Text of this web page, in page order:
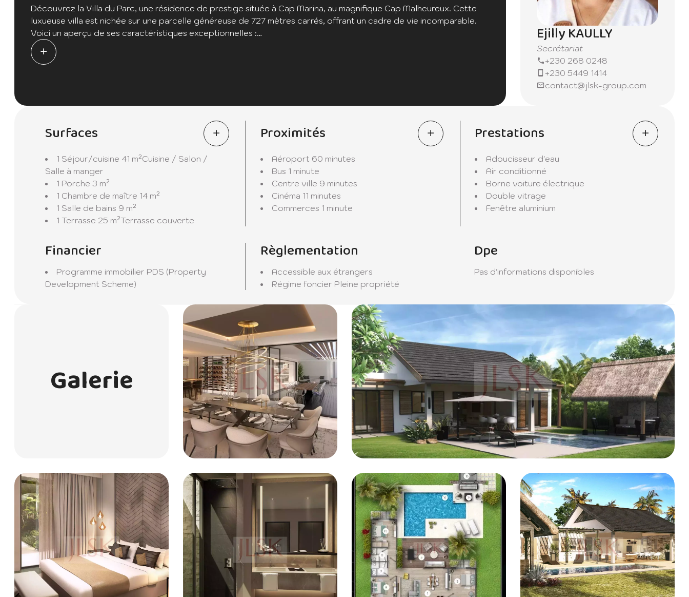
Découvrez la Villa du Parc, une résidence de prestige située à Cap Marina, au magnifique Cap Malheureux. Cette
luxueuse villa est nichée sur une parcelle généreuse de 727 mètres carrés, offrant un cadre de vie incomparable.
Voici un aperçu de ses caractéristiques exceptionnelles :
Emplacement d'Exception : Cette villa est idéalement située au sein de la prestigieuse résidence de Cap Marina, où
Ample Espace de Vie : Avec une superficie totale habitable d'environ 260 mètres carrés, cette villa de 3 chambres
offre une abondance d'espace pour accueillir votre style de vie. Chaque détail a été soigneusement conçu pour
garantir un confort inégalé.
Sérénité Naturelle : La villa est nichée dans un endroit calme et paisible, offrant un sanctuaire de tranquillité pour
échapper au rythme effréné de la vie quotidienne.
Plan Intérieur Élégant : L'intérieur de la villa comprend une chambre principale en-suite, ainsi que deux autres
chambres en-suite, chacune disposant de sa propre salle de bains privée. L'espace de vie spacieux englobe un
salon, une cuisine moderne et une salle à manger, créant une atmosphère idéale pour les réceptions et les moments
Commodités Supplémentaires : Pour répondre à vos besoins professionnels ou de stockage, la villa est équipée
d'une salle d'étude et d'une pièce dédiée au rangement.
Oasis Extérieure : Profitez de journées ensoleillées dans la piscine privée avec sa propre plage. Une terrasse
couverte et un kiosque vous invitent à vous détendre en plein air.
Garage Double : Vos véhicules seront en sécurité dans le garage double, ajoutant une couche de tranquillité
Découvrez le summum du luxe à la Villa du Parc à Cap Marina. Cette résidence unique est une invitation à vivre une
vie exceptionnelle dans un cadre idyllique. Contactez-nous dès aujourd'hui pour en savoir plus ou pour organiser
une visite.
Ejilly KAULLY
Secrétariat
+230 268 0248
+230 5449 1414
contact@jlsk-group.com
Surfaces
1 Séjour/cuisine 41 m²Cuisine / Salon /
Salle à manger
1 Porche 3 m²
1 Chambre de maître 14 m²
1 Salle de bains 9 m²
1 Terrasse 25 m²Terrasse couverte
Proximités
Aéroport 60 minutes
Bus 1 minute
Centre ville 9 minutes
Cinéma 11 minutes
Commerces 1 minute
Prestations
Adoucisseur d'eau
Air conditionné
Borne voiture électrique
Double vitrage
Fenêtre aluminium
Financier
Programme immobilier PDS (Property
Development Scheme)
Règlementation
Accessible aux étrangers
Régime foncier Pleine propriété
Dpe
Pas d'informations disponibles
Galerie